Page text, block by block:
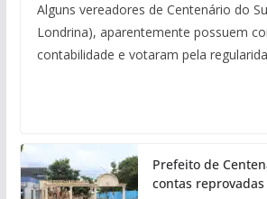
Alguns vereadores de Centenário do
Londrina), aparentemente possuem
contabilidade e votaram pela
Prefeito de
contas reprovadas